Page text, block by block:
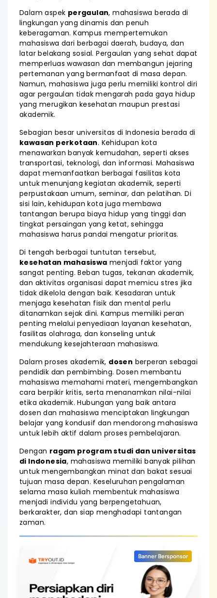
Dalam aspek pergaulan, mahasiswa berada di
lingkungan yang dinamis dan penuh
keberagaman. Kampus mempertemukan
mahasiswa dari berbagai daerah, budaya, dan
latar belakang sosial. Pergaulan yang sehat dapat
memperluas wawasan dan membangun jejaring
pertemanan yang bermanfaat di masa depan.
Namun, mahasiswa juga perlu memiliki kontrol diri
agar pergaulan tidak mengarah pada gaya hidup
yang merugikan kesehatan maupun prestasi
akademik.
Sebagian besar universitas di Indonesia berada di
kawasan perkotaan. Kehidupan kota
menawarkan banyak kemudahan, seperti akses
transportasi, teknologi, dan informasi. Mahasiswa
dapat memanfaatkan berbagai fasilitas kota
untuk menunjang kegiatan akademik, seperti
perpustakaan umum, seminar, dan pelatihan. Di
sisi lain, kehidupan kota juga membawa
tantangan berupa biaya hidup yang tinggi dan
tingkat persaingan yang ketat, sehingga
mahasiswa harus pandai mengatur prioritas.
Di tengah berbagai tuntutan tersebut,
kesehatan mahasiswa menjadi faktor yang
sangat penting. Beban tugas, tekanan akademik,
dan aktivitas organisasi dapat memicu stres jika
tidak dikelola dengan baik. Kesadaran untuk
menjaga kesehatan fisik dan mental perlu
ditanamkan sejak dini. Kampus memiliki peran
penting melalui penyediaan layanan kesehatan,
fasilitas olahraga, dan konseling untuk
mendukung kesejahteraan mahasiswa.
Dalam proses akademik, dosen berperan sebagai
pendidik dan pembimbing. Dosen membantu
mahasiswa memahami materi, mengembangkan
cara berpikir kritis, serta menanamkan nilai-nilai
etika akademik. Hubungan yang baik antara
dosen dan mahasiswa menciptakan lingkungan
belajar yang kondusif dan mendorong mahasiswa
untuk lebih aktif dalam proses pembelajaran.
Dengan ragam program studi dan universitas
di Indonesia, mahasiswa memiliki banyak pilihan
untuk mengembangkan minat dan bakat sesuai
tujuan masa depan. Keseluruhan pengalaman
selama masa kuliah membentuk mahasiswa
menjadi individu yang berpengetahuan,
berkarakter, dan siap menghadapi tantangan
zaman.
Banner Bersponsor